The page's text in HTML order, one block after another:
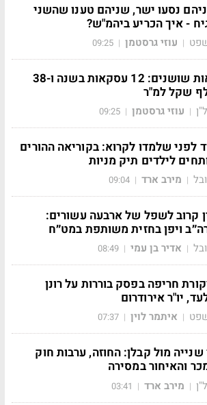
נסעו ישר, שניהם טענו שהשני
- איך הכריע ביהמ"ש?
| עוזי גרסטמן |
09:25
נאות שושנים: 12 עסקאות בשנה ו-38
שקל למ"ר
| עוזי גרסטמן |
09:25
לפני שלמדו לקרוא: בקוריאה ההורים
לילדים תיק מניות
| מירב ארד |
09:04
קרוב לשפל של ארבעה עשורים:
ויפן בחזית משותפת במט״ח
| אדיר בן עמי |
08:49
חריפה בפסק בוררות על רונן
יו"ר אירודרום
| איתמר לוין |
07:37
שנייה מול קבלן: החוזה, ערבות חוק
והאיחור במסירה
| מירב ארד |
03:41